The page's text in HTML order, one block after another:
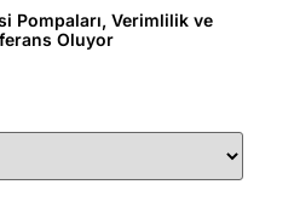
Pompaları, Verimlilik ve
Oluyor